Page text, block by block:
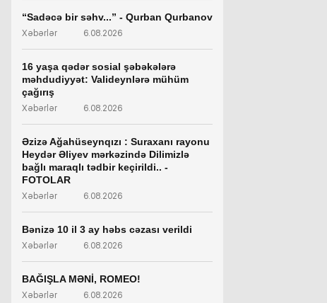
“Sadəcə bir səhv...” - Qurban Qurbanov
Xəbərlər 6.08.2026
16 yaşa qədər sosial şəbəkələrə
məhdudiyyət: Valideynlərə mühüm
çağırış
Xəbərlər 6.08.2026
Əzizə Ağahüseynqızı : Suraxanı rayonu
Heydər Əliyev mərkəzində Dilimizlə
bağlı maraqlı tədbir keçirildi.. -
FOTOLAR
Xəbərlər 6.08.2026
Bənizə 10 il 3 ay həbs cəzası verildi
Xəbərlər 6.08.2026
BAĞIŞLA MƏNİ, ROMEO!
Xəbərlər 6.08.2026